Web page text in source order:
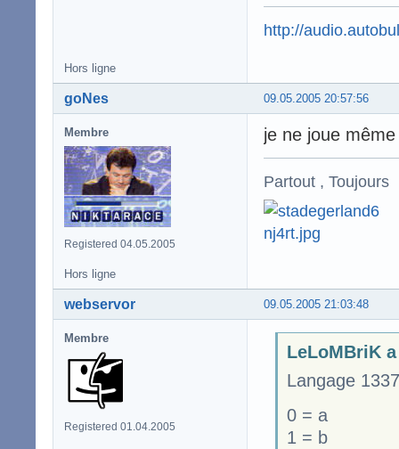
http://
Hors ligne
09.05.2005 20:57:56
goNes
Membre
Registered 04.05.2005
je ne joue
Partout , Toujours
Hors ligne
09.05.2005 21:03:48
webservor
Membre
Registered 01.04.2005
LeLoMBriK
Langage
0 = a
1 = b